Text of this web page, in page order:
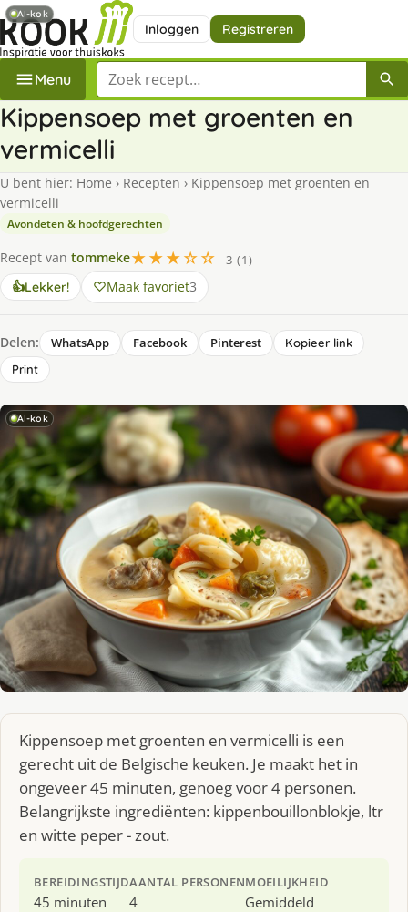
Inloggen Registreren
Menu Zoek een recept
Kippensoep met groenten en
vermicelli
U bent hier: Home › Recepten › Kippensoep met groenten en
vermicelli
Avondeten & hoofdgerechten
Recept van tommeke★★★☆☆
3 (1)
👍Lekker! Maak favoriet3
Delen: WhatsApp Facebook Pinterest
Kopieer link
Print
AI-kok
Kippensoep met groenten en vermicelli is een
gerecht uit de Belgische keuken. Je maakt het in
ongeveer 45 minuten, genoeg voor 4 personen.
Belangrijkste ingrediënten: kippenbouillonblokje, ltr
en witte peper - zout.
BEREIDINGSTIJD
45 minuten
AANTAL PERSONEN
4
MOEILIJKHEID
Gemiddeld
AI-kok